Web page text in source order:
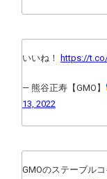
いいね！ https://
— 熊谷正寿【GMO】
13, 2022
GMOのステーブル